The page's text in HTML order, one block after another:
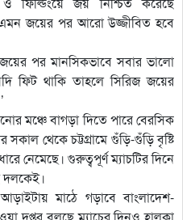
এমন জয়ের পর আরো উজ্জীবিত হবে
পর মানসিকভাবে সবার ভালো
ফিট থাকি তাহলে সিরিজ জয়ের
মঞ্চে বাগড়া দিতে পারে বেরসিক
সকাল থেকে চট্টগ্রামে গুঁড়ি-গুঁড়ি বৃষ্টি
নেমেছে। গুরুত্বপূর্ণ ম্যাচটির দিনে
দলকেই।
মাঠে গড়াবে বাংলাদেশ-